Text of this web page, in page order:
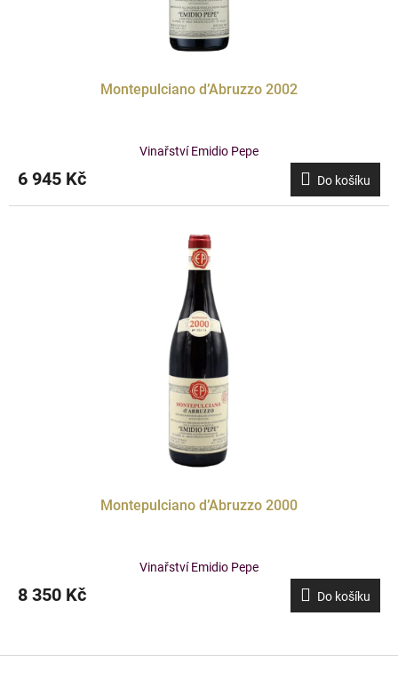
Montepulciano d’Abruzzo 2002
Vinařství Emidio Pepe
6 945 Kč Do košíku
Montepulciano d’Abruzzo 2000
Vinařství Emidio Pepe
8 350 Kč Do košíku